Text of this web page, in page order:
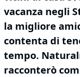
vacanza negli
la migliore
contenta di
tempo.
racconterò